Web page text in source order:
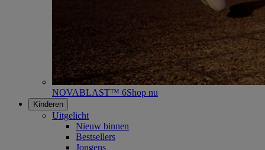
NOVABLAST™ 6Shop nu
Kinderen
Uitgelicht
Nieuw binnen
Bestsellers
Jongens